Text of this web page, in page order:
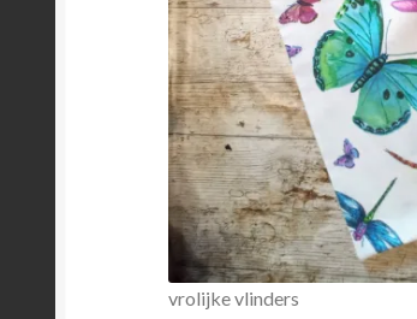
vrolijke vlinders